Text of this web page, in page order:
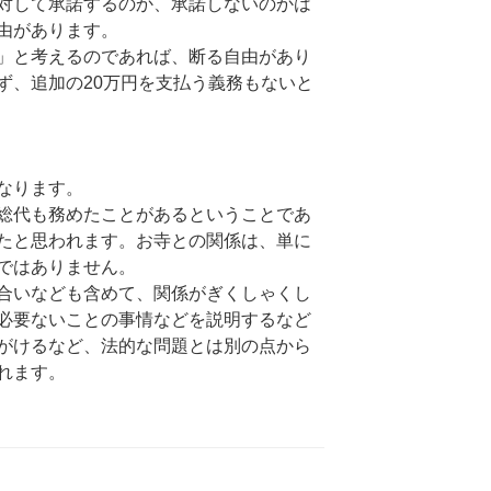
て承諾するのか、承諾しないのかは
があります。
考えるのであれば、断る自由があり
、追加の20万円を支払う義務もないと
ます。
も務めたことがあるということであ
と思われます。お寺との関係は、単に
はありません。
なども含めて、関係がぎくしゃくし
要ないことの事情などを説明するなど
けるなど、法的な問題とは別の点から
ます。